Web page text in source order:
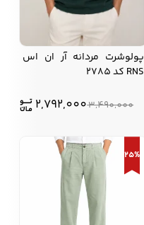
پولوشرت مردانه آر ان اس
RNS کد 2785
3,490,000
2,792,000
25%